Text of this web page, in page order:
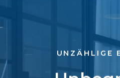
UNZÄHLIGE